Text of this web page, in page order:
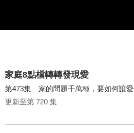
家庭8點檔轉轉發現愛
第473集 家的問題千萬種，要如何讓愛
更新至第 720 集